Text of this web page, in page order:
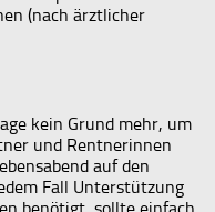
(nach ärztlicher
kein Grund mehr, um
und Rentnerinnen
auf den
Fall Unterstützung